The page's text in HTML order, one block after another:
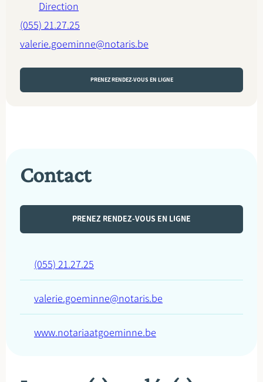
Direction
(055) 21.27.25
valerie.goeminne@notaris.be
PRENEZ RENDEZ-VOUS EN LIGNE
Contact
PRENEZ RENDEZ-VOUS EN LIGNE
(055) 21.27.25
valerie.goeminne@notaris.be
www.notariaatgoeminne.be